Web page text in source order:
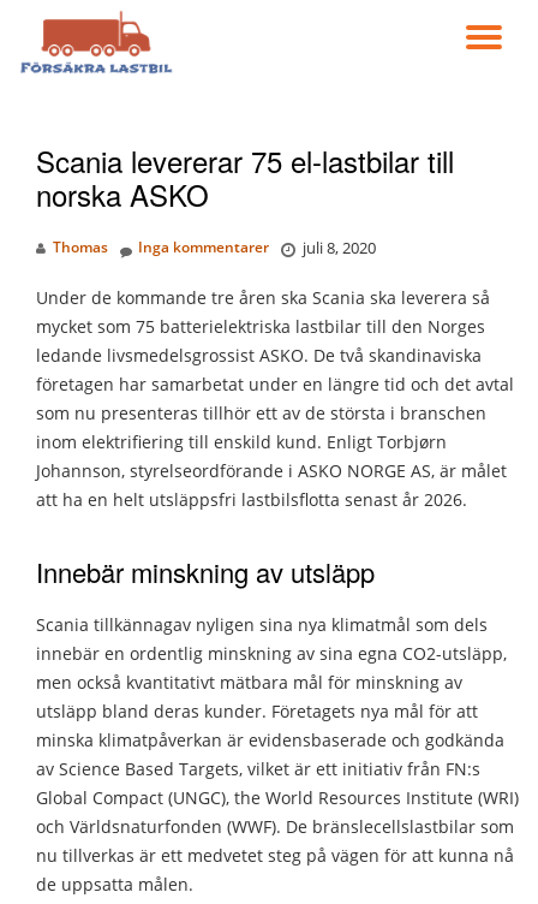
Scania levererar 75 el-lastbilar till
norska ASKO
Thomas juli 8, 2020
Inga kommentarer
Under de kommande tre åren ska Scania ska leverera så
mycket som 75 batterielektriska lastbilar till den Norges
ledande livsmedelsgrossist ASKO. De två skandinaviska
företagen har samarbetat under en längre tid och det avtal
som nu presenteras tillhör ett av de största i branschen
inom elektrifiering till enskild kund. Enligt Torbjørn
Johannson, styrelseordförande i ASKO NORGE AS, är målet
att ha en helt utsläppsfri lastbilsflotta senast år 2026.
Innebär minskning av utsläpp
Scania tillkännagav nyligen sina nya klimatmål som dels
innebär en ordentlig minskning av sina egna CO2-utsläpp,
men också kvantitativt mätbara mål för minskning av
utsläpp bland deras kunder. Företagets nya mål för att
minska klimatpåverkan är evidensbaserade och godkända
av Science Based Targets, vilket är ett initiativ från FN:s
Global Compact (UNGC), the World Resources Institute (WRI)
och Världsnaturfonden (WWF). De bränslecellslastbilar som
nu tillverkas är ett medvetet steg på vägen för att kunna nå
de uppsatta målen.